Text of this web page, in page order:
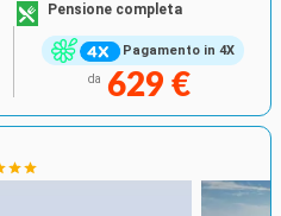
Pagamento in 4X
Pensione completa
da 629 €